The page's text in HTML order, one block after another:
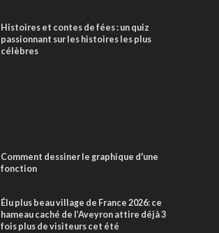
Histoires et contes de fées : un quiz
passionnant sur les histoires les plus
célèbres
Comment dessiner le graphique d'une
fonction
Élu plus beau village de France 2026: ce
hameau caché de l’Aveyron attire déjà 3
fois plus de visiteurs cet été